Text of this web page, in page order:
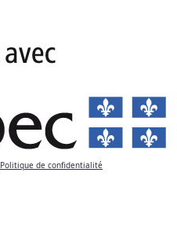
Politique de confidentialité